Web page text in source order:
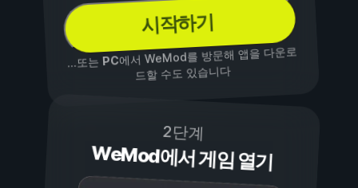
시작하기
...또는PC에서 WeMod를 방문해 앱을 다운로
드할 수도 있습니다
2단계
WeMod에서 게임 열기